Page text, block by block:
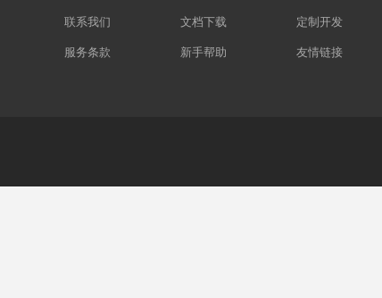
联系我们
服务条款
文档下载
新手帮助
定制开发
友情链接